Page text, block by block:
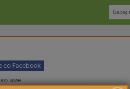
со Facebook
име